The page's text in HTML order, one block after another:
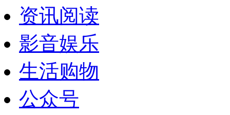
资讯阅读
影音娱乐
生活购物
公众号